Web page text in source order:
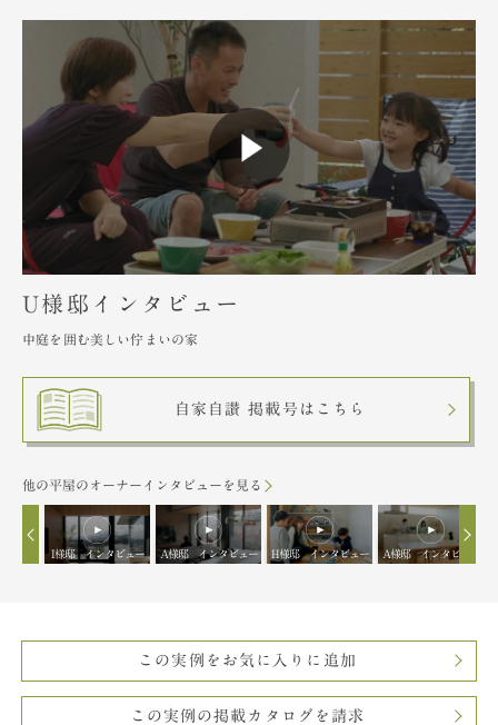
U様邸インタビュー
中庭を囲む美しい佇まいの家
自家自讃 掲載号はこちら
他の平屋のオーナーインタビューを見る
I様邸 インタビュー A様邸 インタビュー H様邸 インタビュー A様邸 インタビュー
この実例をお気に入りに追加
この実例の掲載カタログを請求